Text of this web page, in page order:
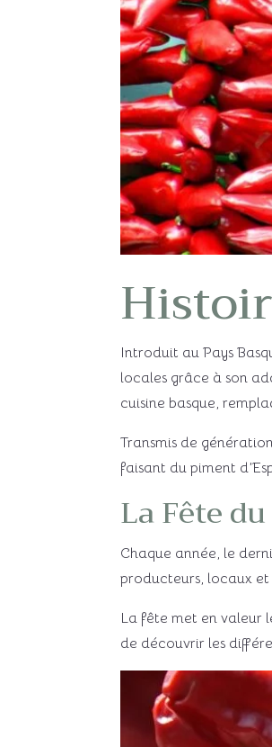
Introduit au Pays
locales grâce à son
cuisine basque,
Transmis de
faisant du piment
La Fête
Chaque année, le
producteurs, locaux
La fête met en valeur
de découvrir les